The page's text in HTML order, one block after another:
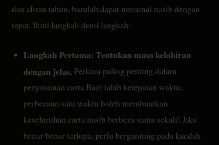
dan aliran tahun, barulah dapat meramal nasib dengan
tepat. Ikuti langkah demi langkah:
Langkah Pertama: Tentukan masa kelahiran
dengan jelas. Perkara paling penting dalam
penyusunan carta Bazi ialah ketepatan waktu,
perbezaan satu waktu boleh membuatkan
keseluruhan carta nasib berbeza sama sekali! Jika
benar-benar terlupa, perlu bergantung pada kaedah